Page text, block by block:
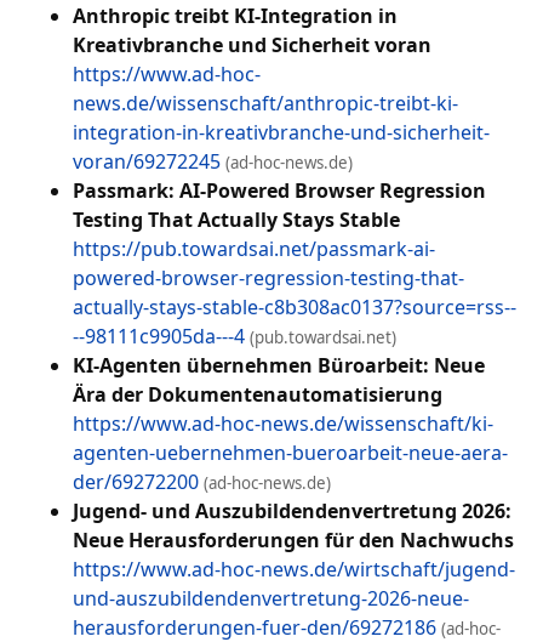
Anthropic treibt KI-Integration in
Kreativbranche und Sicherheit voran
https://www.ad-hoc-
news.de/wissenschaft/anthropic-treibt-ki-
integration-in-kreativbranche-und-sicherheit-
voran/69272245 (ad-hoc-news.de)
Passmark: AI-Powered Browser Regression
Testing That Actually Stays Stable
https://pub.towardsai.net/passmark-ai-
powered-browser-regression-testing-that-
actually-stays-stable-c8b308ac0137?source=rss--
--98111c9905da---4 (pub.towardsai.net)
KI-Agenten übernehmen Büroarbeit: Neue
Ära der Dokumentenautomatisierung
https://www.ad-hoc-news.de/wissenschaft/ki-
agenten-uebernehmen-bueroarbeit-neue-aera-
der/69272200 (ad-hoc-news.de)
Jugend- und Auszubildendenvertretung 2026:
Neue Herausforderungen für den Nachwuchs
https://www.ad-hoc-news.de/wirtschaft/jugend-
und-auszubildendenvertretung-2026-neue-
herausforderungen-fuer-den/69272186 (ad-hoc-